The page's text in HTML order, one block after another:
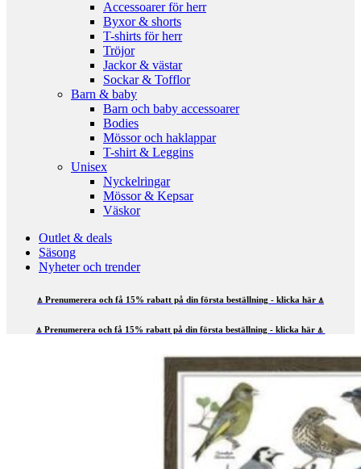
Accessoarer för herr
Byxor & shorts
T-shirts för herr
Tröjor
Jackor & västar
Sockar & Tofflor
Barn & baby
Barn och baby accessoarer
Bodies
Mössor och haklappar
T-shirt & Leggins
Unisex
Nyckelringar
Mössor & Kepsar
Väskor
Outlet & deals
Säsong
Nyheter och trender
⍋ Prenumerera och få 15% rabatt på din första beställning - klicka här ⍋
⍋ Prenumerera och få 15% rabatt på din första beställning - klicka här ⍋